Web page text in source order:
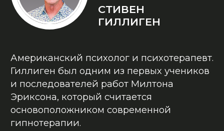
В РАЗЫ ВЫРОСЛА МОЯ
ЭФФЕКТИВНОСТЬ
Анастасия Новикова